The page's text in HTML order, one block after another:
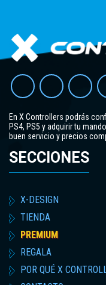
En X Controllers podrás
PS4, PS5 y adquirir tu
buen servicio y precios
SECCIONES
X-DESIGN
TIENDA
PREMIUM
REGALA
POR QUÉ X